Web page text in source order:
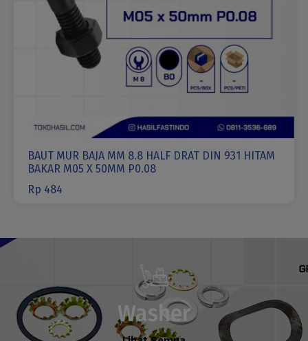
BAUT MUR BAJA MM 8.8 HALF DRAT DIN 931 HITAM
BAKAR M05 X 50MM P0.08
Rp 484
Washer